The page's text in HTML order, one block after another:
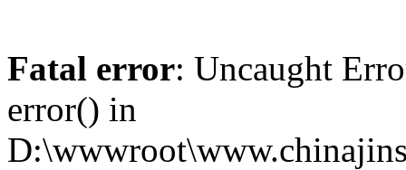
Fatal error: Uncaught
error() in